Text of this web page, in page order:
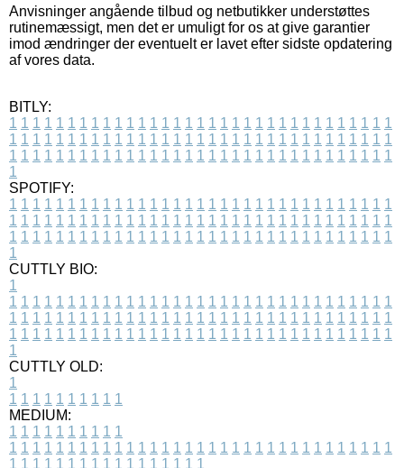
Anvisninger angående tilbud og netbutikker understøttes
rutinemæssigt, men det er umuligt for os at give garantier
imod ændringer der eventuelt er lavet efter sidste opdatering
af vores data.
BITLY:
1 1 1 1 1 1 1 1 1 1 1 1 1 1 1 1 1 1 1 1 1 1 1 1 1 1 1 1 1 1 1 1 1
1 1 1 1 1 1 1 1 1 1 1 1 1 1 1 1 1 1 1 1 1 1 1 1 1 1 1 1 1 1 1 1 1
1 1 1 1 1 1 1 1 1 1 1 1 1 1 1 1 1 1 1 1 1 1 1 1 1 1 1 1 1 1 1 1 1
1
SPOTIFY:
1 1 1 1 1 1 1 1 1 1 1 1 1 1 1 1 1 1 1 1 1 1 1 1 1 1 1 1 1 1 1 1 1
1 1 1 1 1 1 1 1 1 1 1 1 1 1 1 1 1 1 1 1 1 1 1 1 1 1 1 1 1 1 1 1 1
1 1 1 1 1 1 1 1 1 1 1 1 1 1 1 1 1 1 1 1 1 1 1 1 1 1 1 1 1 1 1 1 1
1
CUTTLY BIO:
1
1 1 1 1 1 1 1 1 1 1 1 1 1 1 1 1 1 1 1 1 1 1 1 1 1 1 1 1 1 1 1 1 1
1 1 1 1 1 1 1 1 1 1 1 1 1 1 1 1 1 1 1 1 1 1 1 1 1 1 1 1 1 1 1 1 1
1 1 1 1 1 1 1 1 1 1 1 1 1 1 1 1 1 1 1 1 1 1 1 1 1 1 1 1 1 1 1 1 1
1
CUTTLY OLD:
1
1 1 1 1 1 1 1 1 1 1
MEDIUM:
1 1 1 1 1 1 1 1 1 1
1 1 1 1 1 1 1 1 1 1 1 1 1 1 1 1 1 1 1 1 1 1 1 1 1 1 1 1 1 1 1 1 1
1 1 1 1 1 1 1 1 1 1 1 1 1 1 1 1 1